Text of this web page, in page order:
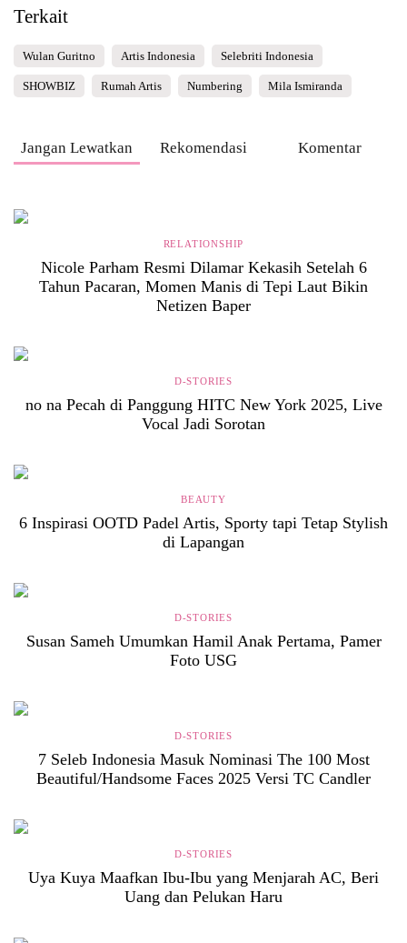
Terkait
Wulan Guritno Artis Indonesia Selebriti Indonesia
SHOWBIZ Rumah Artis Numbering Mila Ismiranda
Jangan Lewatkan Rekomendasi Komentar
RELATIONSHIP
Nicole Parham Resmi Dilamar Kekasih Setelah 6
Tahun Pacaran, Momen Manis di Tepi Laut Bikin
Netizen Baper
D-STORIES
no na Pecah di Panggung HITC New York 2025, Live
Vocal Jadi Sorotan
BEAUTY
6 Inspirasi OOTD Padel Artis, Sporty tapi Tetap Stylish
di Lapangan
D-STORIES
Susan Sameh Umumkan Hamil Anak Pertama, Pamer
Foto USG
D-STORIES
7 Seleb Indonesia Masuk Nominasi The 100 Most
Beautiful/Handsome Faces 2025 Versi TC Candler
D-STORIES
Uya Kuya Maafkan Ibu-Ibu yang Menjarah AC, Beri
Uang dan Pelukan Haru